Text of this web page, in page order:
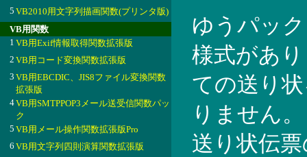
5 VB2010用文字列描画関数(プリンタ版)
VB用関数
1 VB用Exif情報取得関数拡張版
2 VB用コード変換関数拡張版
3 VB用EBCDIC、JIS8ファイル変換関数
拡張版
4VB用SMTPPOP3メール送受信関数パッ
ク
5 VB用メール操作関数拡張版Pro
6 VB用文字列四則演算関数拡張版
ゆうパッ
様式があ
ての送り
りません。
送り状伝